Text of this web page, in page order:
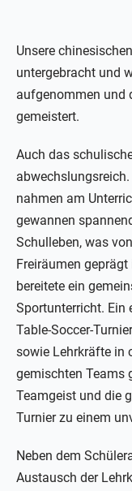
Unsere
untergebracht und
aufgenommen und
gemeistert.
Auch das
nahmen am
gewannen
Schulleben, was
Freiräumen
bereitete ein
Sportunterricht. Ein
Table-Soccer-
sowie Lehrkräfte in
gemischten Teams
Teamgeist und die
Turnier zu einem
Neben dem
Austausch der